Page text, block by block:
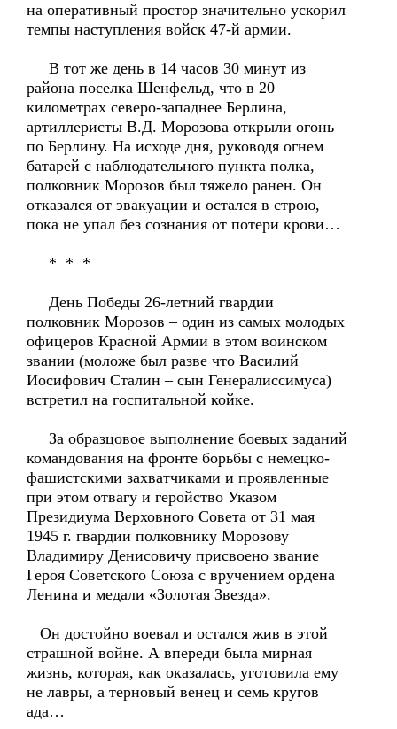
на оперативный простор значительно ускорил
темпы наступления войск 47-й армии.
В тот же день в 14 часов 30 минут из
района поселка Шенфельд, что в 20
километрах северо-западнее Берлина,
артиллеристы В.Д. Морозова открыли огонь
по Берлину. На исходе дня, руководя огнем
батарей с наблюдательного пункта полка,
полковник Морозов был тяжело ранен. Он
отказался от эвакуации и остался в строю,
пока не упал без сознания от потери крови…
* * *
День Победы 26-летний гвардии
полковник Морозов – один из самых молодых
офицеров Красной Армии в этом воинском
звании (моложе был разве что Василий
Иосифович Сталин – сын Генералиссимуса)
встретил на госпитальной койке.
За образцовое выполнение боевых заданий
командования на фронте борьбы с немецко-
фашистскими захватчиками и проявленные
при этом отвагу и геройство Указом
Президиума Верховного Совета от 31 мая
1945 г. гвардии полковнику Морозову
Владимиру Денисовичу присвоено звание
Героя Советского Союза с вручением ордена
Ленина и медали «Золотая Звезда».
Он достойно воевал и остался жив в этой
страшной войне. А впереди была мирная
жизнь, которая, как оказалась, уготовила ему
не лавры, а терновый венец и семь кругов
ада…